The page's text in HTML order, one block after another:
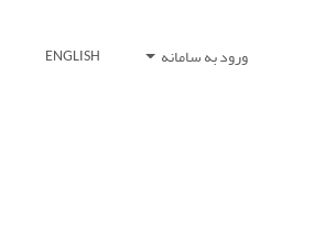
ورود به سامانه ENGLISH